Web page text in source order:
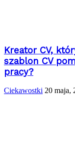
Kreator CV,
szablon CV
pracy?
Ciekawostki 20 maja,